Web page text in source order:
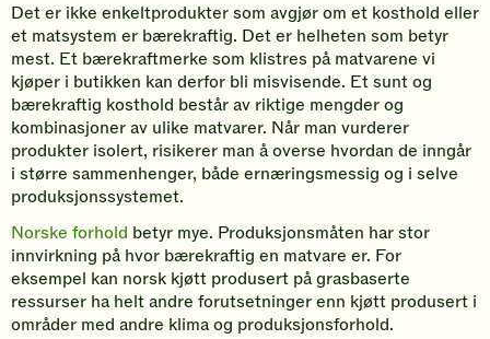
Det er ikke enkeltprodukter som avgjør om et kosthold eller
et matsystem er bærekraftig. Det er helheten som betyr
mest. Et bærekraftmerke som klistres på matvarene vi
kjøper i butikken kan derfor bli misvisende. Et sunt og
bærekraftig kosthold består av riktige mengder og
kombinasjoner av ulike matvarer. Når man vurderer
produkter isolert, risikerer man å overse hvordan de inngår
i større sammenhenger, både ernæringsmessig og i selve
produksjonssystemet.
Norske forhold betyr mye. Produksjonsmåten har stor
innvirkning på hvor bærekraftig en matvare er. For
eksempel kan norsk kjøtt produsert på grasbaserte
ressurser ha helt andre forutsetninger enn kjøtt produsert i
områder med andre klima og produksjonsforhold.